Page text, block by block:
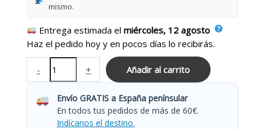
mismo.
Entrega estimada elmiércoles, 12 agosto
Haz el pedido hoy y en pocos días lo recibirás.
- + Añadir al carrito
Envío GRATIS a España penínsular
En todos tus pedidos de más de 60€.
Indícanos el destino.